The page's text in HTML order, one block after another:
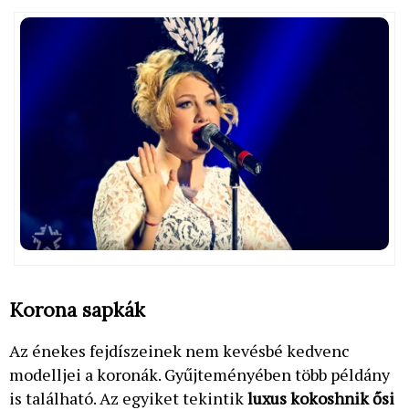
Korona sapkák
Az énekes fejdíszeinek nem kevésbé kedvenc
modelljei a koronák. Gyűjteményében több példány
is található. Az egyiket tekintikluxus kokoshnik ősi